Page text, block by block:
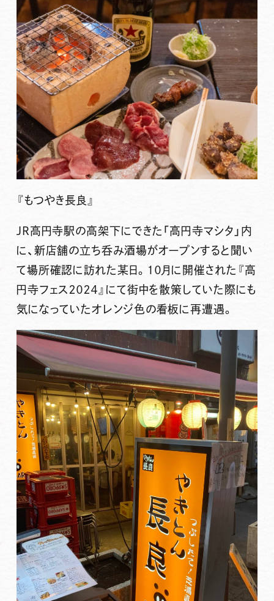
『もつやき長良』
JR高円寺駅の高架下にできた「高円寺マシタ」内
に、新店舗の立ち呑み酒場がオープンすると聞い
て場所確認に訪れた某日。１０月に開催された『高
円寺フェス２０２４』にて街中を散策していた際にも
気になっていたオレンジ色の看板に再遭遇。